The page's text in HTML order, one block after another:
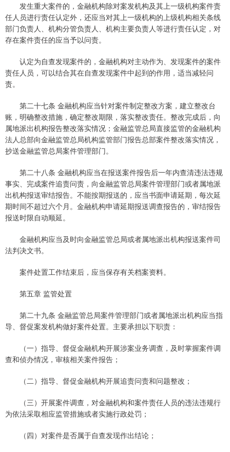
发生重大案件的，金融机构除对案发机构及其上一级机构案件责
任人员进行责任认定外，还应当对其上一级机构的上级机构相关条线
部门负责人、机构分管负责人、机构主要负责人等进行责任认定，对
存在案件责任的应当予以问责。
认定为自查发现案件的，金融机构对主动作为、发现案件的案件
责任人员，可以结合其在自查发现案件中起到的作用，适当减轻问
责。
第二十七条 金融机构应当针对案件制定整改方案，建立整改台
账，明确整改措施，确定整改期限，落实整改责任。整改完成后，向
属地派出机构报告整改落实情况；金融监管总局直接监管的金融机构
法人总部向金融监管总局机构监管部门报告总部案件整改落实情况，
抄送金融监管总局案件管理部门。
第二十八条 金融机构应当在报送案件报告后一年内查清违法违规
事实、完成案件追责问责，向金融监管总局案件管理部门或者属地派
出机构报送审结报告。不能按期报送的，应当书面申请延期，每次延
期时间不超过六个月。金融机构申请延期报送调查报告的，审结报告
报送时限自动顺延。
金融机构应当及时向金融监管总局或者属地派出机构报送案件司
法判决文书。
案件处置工作结束后，应当保存有关档案资料。
第五章 监管处置
第二十九条 金融监管总局案件管理部门或者属地派出机构应当指
导、督促案发机构做好案件处置。主要承担以下职责：
（一）指导、督促金融机构开展涉案业务调查，及时掌握案件调
查和侦办情况，审核相关案件报告；
（二）指导、督促金融机构开展追责问责和问题整改；
（三）开展案件调查，对金融机构和案件责任人员的违法违规行
为依法采取相应监管措施或者实施行政处罚；
（四）对案件是否属于自查发现作出结论；